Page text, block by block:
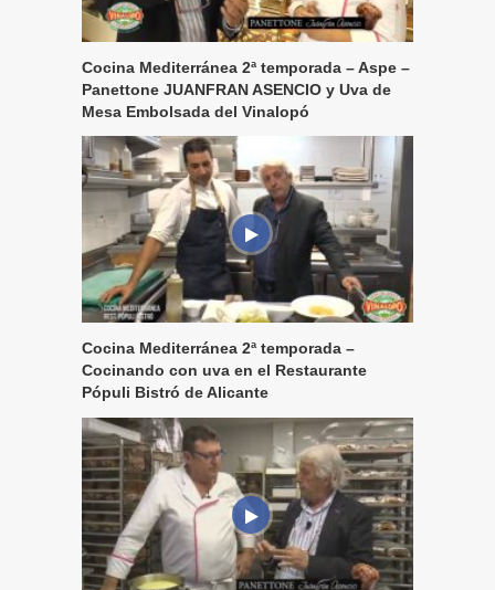
Cocina Mediterránea 2ª temporada – Aspe –
Panettone JUANFRAN ASENCIO y Uva de
Mesa Embolsada del Vinalopó
Cocina Mediterránea 2ª temporada –
Cocinando con uva en el Restaurante
Pópuli Bistró de Alicante